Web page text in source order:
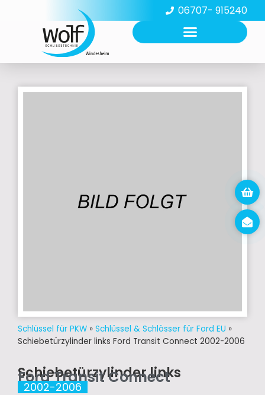
06707- 915240
Schlüssel für PKW » Schlüssel & Schlösser für Ford EU »
Schiebetürzylinder links Ford Transit Connect 2002-2006
Schiebetürzylinder links
Ford Transit Connect
2002-2006